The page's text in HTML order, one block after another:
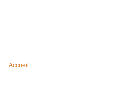
Accueil